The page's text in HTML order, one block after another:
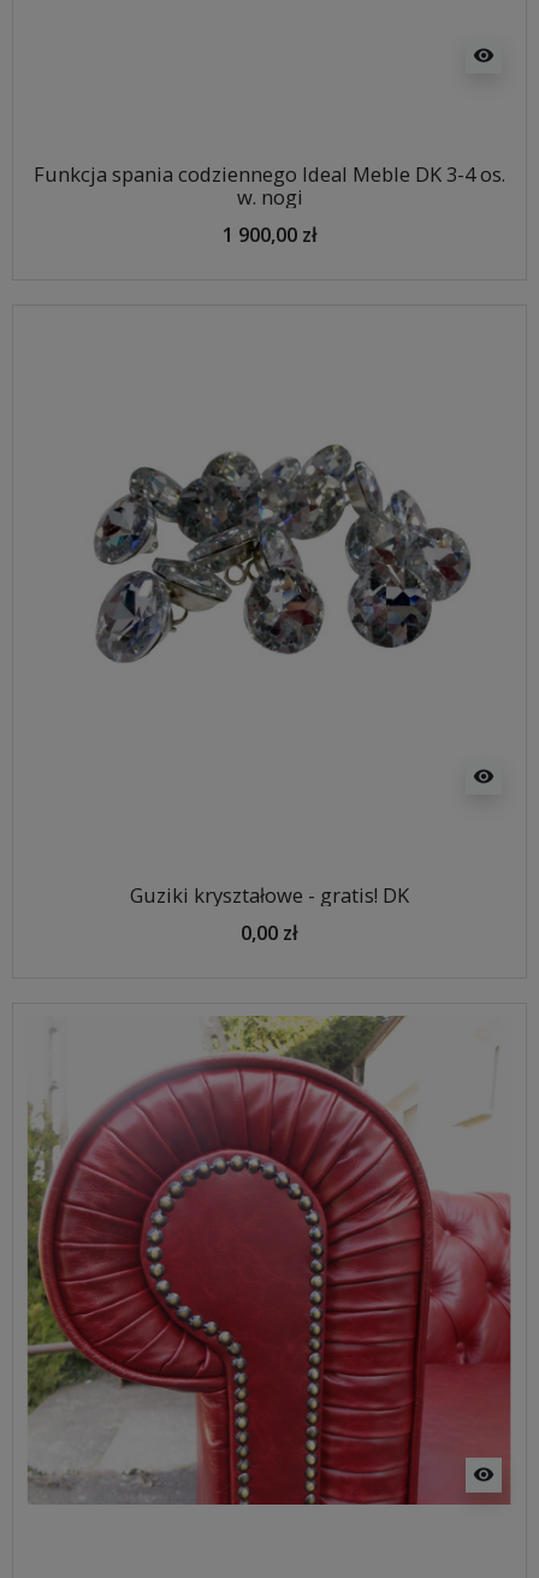
visibility
Funkcja spania codziennego Ideal Meble DK 3-4 os.
w. nogi
1 900,00 zł
visibility
Guziki kryształowe - gratis! DK
0,00 zł
visibility